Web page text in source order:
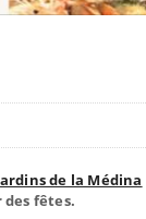
de la Médina
fêtes.